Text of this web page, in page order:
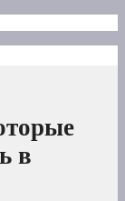
в